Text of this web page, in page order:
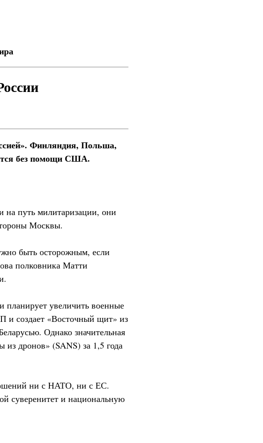
Финляндия, Польша,
без помощи США.
на путь милитаризации, они
Москвы.
быть осторожным, если
полковника Матти
планирует увеличить военные
и создает «Восточный щит» из
Однако значительная
из дронов» (SANS) за 1,5 года
ни с НАТО, ни с ЕС.
суверенитет и национальную